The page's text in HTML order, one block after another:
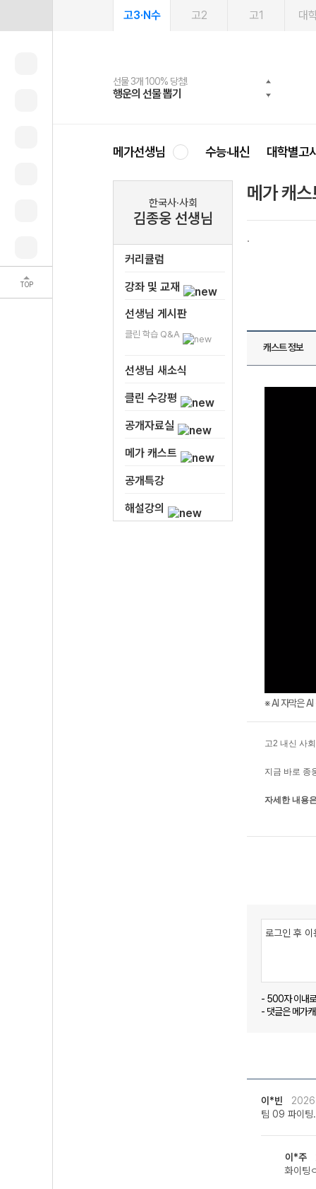
TOP
고3·N수 고2 고1 대
선물 3개 100% 당첨!
행운의 선물 뽑기
선물 100% 증정!
메가스터디 X 올리브
여름방학 스터디 캐시백
메가런 썸머스쿨
2027 러셀 단과
강사 공개선발
스마트러닝앱
설문 EVENT
메가패스
3일 무료 체험권
메가패스 수강생 무료혜택!
메가클럽 멤버십
사회공헌 캠페인
희망이룸 메가나눔
메가선생님 수능·내신 대학별고
한국사·사회
김종웅 선생님
커리큘럼
강좌 및 교재
선생님 게시판
클린 학습 Q&A
선생님 새소식
클린 수강평
공개자료실
메가 캐스트
공개특강
해설강의
메가 캐스
캐스트 정보
※ AI 자막은 AI
고2 내신 사
지금 바로 종
자세한 내용
- 500자 이내
- 댓글은 메가
이*빈
팀 09 파이팅
이*주
화이팅